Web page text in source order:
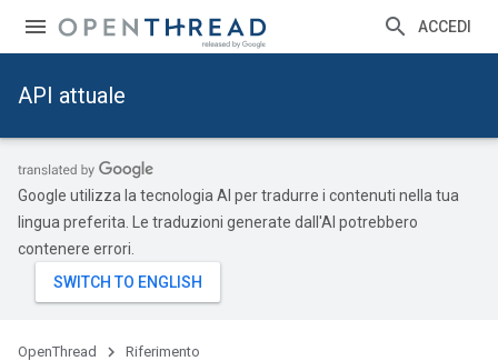
ACCEDI
API attuale
Google utilizza la tecnologia AI per tradurre i contenuti nella tua
lingua preferita. Le traduzioni generate dall'AI potrebbero
contenere errori.
OpenThread Riferimento